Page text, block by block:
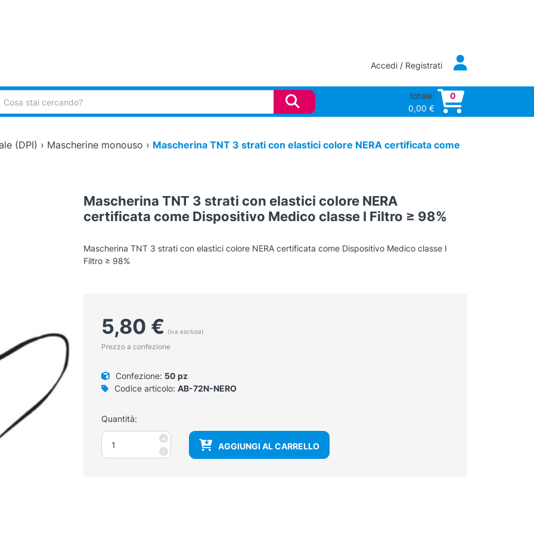
Accedi / Registrati
totale:
0,00 €
0
(DPI) › Mascherine monouso › Mascherina TNT 3 strati con elastici colore NERA certificata come
Mascherina TNT 3 strati con elastici colore NERA
certificata come Dispositivo Medico classe I Filtro ≥ 98%
Mascherina TNT 3 strati con elastici colore NERA certificata come Dispositivo Medico classe I
Filtro ≥ 98%
5,80 € (iva esclusa)
Prezzo a confezione
Confezione: 50 pz
Codice articolo: AB-72N-NERO
Quantità:
-
Mascherina
TNT
+
AGGIUNGI AL CARRELLO